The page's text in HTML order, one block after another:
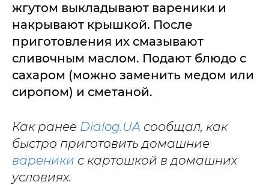
жгутом выкладывают вареники и
накрывают крышкой. После
приготовления их смазывают
сливочным маслом. Подают блюдо с
сахаром (можно заменить медом или
сиропом) и сметаной.
Как ранее Dialog.UA сообщал, как
быстро приготовить домашние
вареники с картошкой в домашних
условиях.